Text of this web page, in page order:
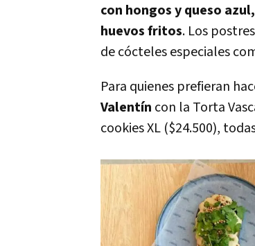
con hongos y queso
huevos fritos. Los
de cócteles especiales
Para quienes prefieran
Valentín con la Torta
cookies XL ($24.500),